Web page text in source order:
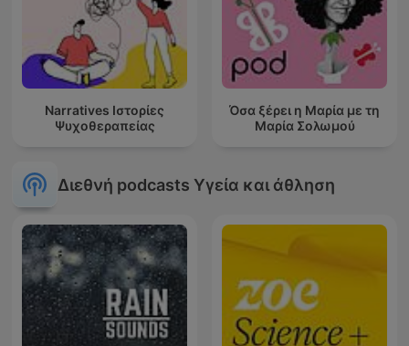
Narratives Ιστορίες
Ψυχοθεραπείας
Όσα ξέρει η Μαρία με τη
Μαρία Σολωμού
Διεθνή podcasts Υγεία και άθληση